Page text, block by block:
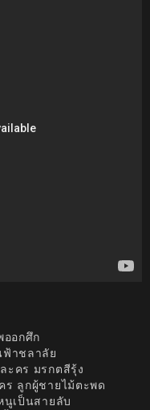
ออกศึก
าชลาลัย
ละคร มรกตสีรุ้ง
ร ลูกผู้ชายไม้ตะพด
นูเป็นสายลับ